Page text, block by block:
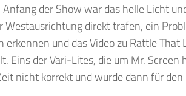
der Show war das helle Licht
Westausrichtung direkt trafen, ein
erkennen und das Video zu Rattle That
Eins der Vari-Lites, die um Mr.
nicht korrekt und wurde dann für